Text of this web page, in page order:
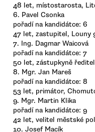
48 let, místostarosta,
6. Pavel Csonka
pořadí na kandidátce: 6
47 let, zastupitel, Louny
7. Ing. Dagmar Waicová
pořadí na kandidátce: 7
50 let, zástupkyně
8. Mgr. Jan Mareš
pořadí na kandidátce: 8
53 let, primátor,
9. Mgr. Martin Klika
pořadí na kandidátce: 9
42 let, velitel městské
10. Josef Macík